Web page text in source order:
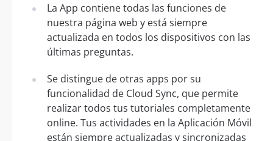
La App contiene todas las funciones de
nuestra página web y está siempre
actualizada en todos los dispositivos con las
últimas preguntas.
Se distingue de otras apps por su
funcionalidad de Cloud Sync, que permite
realizar todos tus tutoriales completamente
online. Tus actividades en la Aplicación Móvil
están siempre actualizadas y sincronizadas